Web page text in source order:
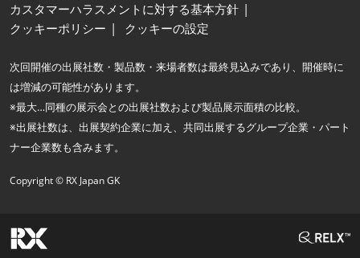
カスタマーハラスメントに対する基本方針
クッキーポリシー
クッキーの設定
次回開催の出展社数・製品数・来場者数は最終見込みであり、開催時に
は増減の可能性があります。
※最大…同種の展示会との出展社数および製品展示面積の比較。
※出展社数は、出展契約企業に加え、共同出展するグループ企業・パート
ナー企業数も含みます。
Copyright © RX Japan GK